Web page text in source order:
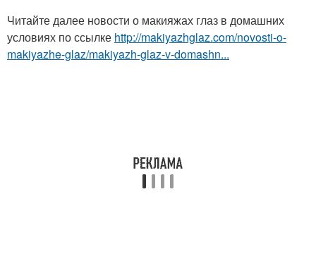
Читайте далее новости о макияжах глаз в домашних
условиях по ссылке http://makiyazhglaz.com/novosti-o-
makiyazhe-glaz/makiyazh-glaz-v-domashn...